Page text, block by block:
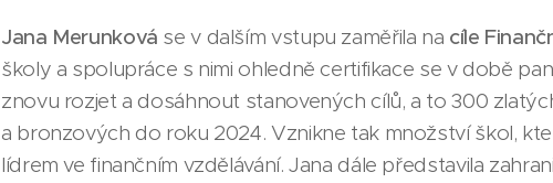
Jana Merunková se v dalším vstupu zaměřila na cíle
školy a spolupráce s nimi ohledně certifikace se v době
znovu rozjet a dosáhnout stanovených cílů, a to 300
a bronzových do roku 2024. Vznikne tak množství škol,
lídrem ve finančním vzdělávání. Jana dále představila